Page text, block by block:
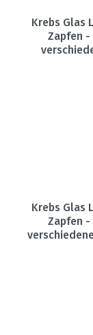
Krebs Glas
Zapfen -
Krebs Glas
Zapfen -